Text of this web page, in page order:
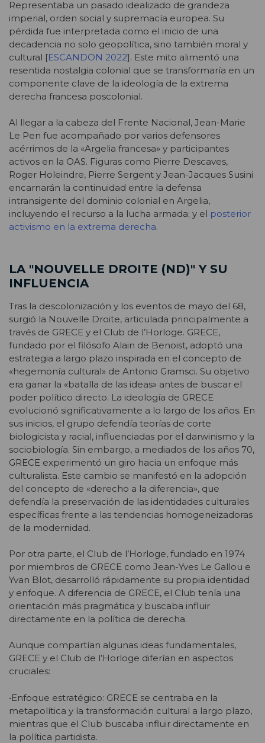
Representaba un pasado idealizado de grandeza
imperial, orden social y supremacía europea. Su
pérdida fue interpretada como el inicio de una
decadencia no solo geopolítica, sino también moral y
cultural [ESCANDON 2022]. Este mito alimentó una
resentida nostalgia colonial que se transformaría en un
componente clave de la ideología de la extrema
derecha francesa poscolonial.
Al llegar a la cabeza del Frente Nacional, Jean-Marie
Le Pen fue acompañado por varios defensores
acérrimos de la «Argelia francesa» y participantes
activos en la OAS. Figuras como Pierre Descaves,
Roger Holeindre, Pierre Sergent y Jean-Jacques Susini
encarnarán la continuidad entre la defensa
intransigente del dominio colonial en Argelia,
incluyendo el recurso a la lucha armada; y el posterior
activismo en la extrema derecha.
LA "NOUVELLE DROITE (ND)" Y SU
INFLUENCIA
Tras la descolonización y los eventos de mayo del 68,
surgió la Nouvelle Droite, articulada principalmente a
través de GRECE y el Club de l’Horloge. GRECE,
fundado por el filósofo Alain de Benoist, adoptó una
estrategia a largo plazo inspirada en el concepto de
«hegemonía cultural» de Antonio Gramsci. Su objetivo
era ganar la «batalla de las ideas» antes de buscar el
poder político directo. La ideología de GRECE
evolucionó significativamente a lo largo de los años. En
sus inicios, el grupo defendía teorías de corte
biologicista y racial, influenciadas por el darwinismo y la
sociobiología. Sin embargo, a mediados de los años 70,
GRECE experimentó un giro hacia un enfoque más
culturalista. Este cambio se manifestó en la adopción
del concepto de «derecho a la diferencia», que
defendía la preservación de las identidades culturales
específicas frente a las tendencias homogeneizadoras
de la modernidad.
Por otra parte, el Club de l’Horloge, fundado en 1974
por miembros de GRECE como Jean-Yves Le Gallou e
Yvan Blot, desarrolló rápidamente su propia identidad
y enfoque. A diferencia de GRECE, el Club tenía una
orientación más pragmática y buscaba influir
directamente en la política de derecha.
Aunque compartían algunas ideas fundamentales,
GRECE y el Club de l’Horloge diferían en aspectos
cruciales:
•Enfoque estratégico: GRECE se centraba en la
metapolítica y la transformación cultural a largo plazo,
mientras que el Club buscaba influir directamente en
la política partidista.